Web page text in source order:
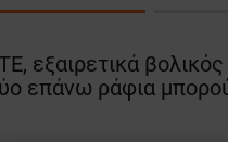
εξαιρετικά
επάνω ράφια